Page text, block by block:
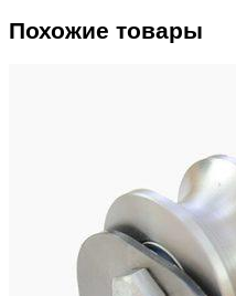
Похожие товары